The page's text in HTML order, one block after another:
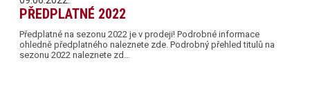
PŘEDPLATNÉ 2022
Předplatné na sezonu 2022 je v prodeji! Podrobné informace
ohledně předplatného naleznete zde. Podrobný přehled titulů na
sezonu 2022 naleznete zd…